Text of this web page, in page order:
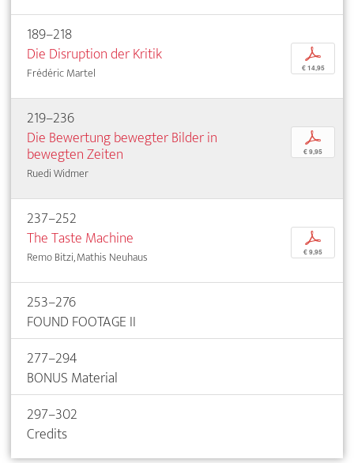
189–218
Die Disruption der Kritik
Frédéric Martel
p
€ 14,95
219–236
Die Bewertung bewegter Bilder in
bewegten Zeiten
Ruedi Widmer
p
€ 9,95
237–252
The Taste Machine
Remo Bitzi, Mathis Neuhaus
p
€ 9,95
253–276
FOUND FOOTAGE II
277–294
BONUS Material
297–302
Credits